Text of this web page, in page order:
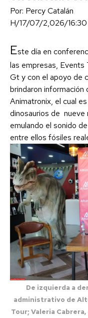
Por: Percy Catalán
H/17/07/2,026/16:30
Este día en
las empresas, Events
Gt y con el apoyo de
brindaron
Animatronix, el cual
dinosaurios de
emulando el sonido
entre ellos fósiles
De izquierda a
administrativo de
Tour; Valeria